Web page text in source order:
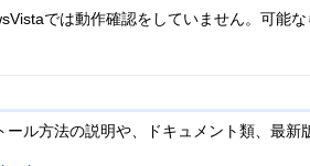
では動作確認をしていません。可能
ル方法の説明や、ドキュメント類、最新